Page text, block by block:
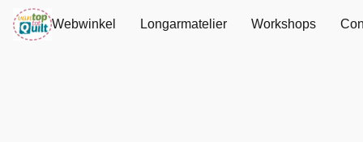
Webwinkel Longarmatelier Workshops